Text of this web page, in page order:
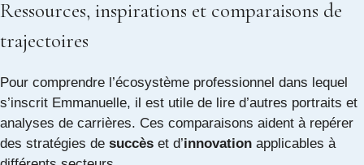
Ressources, inspirations et comparaisons de
trajectoires
Pour comprendre l’écosystème professionnel dans lequel
s’inscrit Emmanuelle, il est utile de lire d’autres portraits et
analyses de carrières. Ces comparaisons aident à repérer
des stratégies de succès et d’innovation applicables à